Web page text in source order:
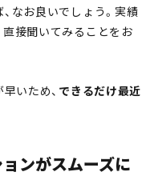
なお良いでしょう。実績
接聞いてみることをお
いため、 できるだけ最近
ンがスムーズに